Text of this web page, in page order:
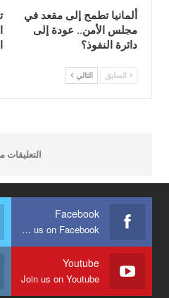
ألمانيا تطمح إلى مقعد في
مجلس الأمن.. عودة إلى
دائرة النفوذ؟
السابق التالي
التعليقات
Facebook
Join us on Facebook
Youtube
Join us on Youtube